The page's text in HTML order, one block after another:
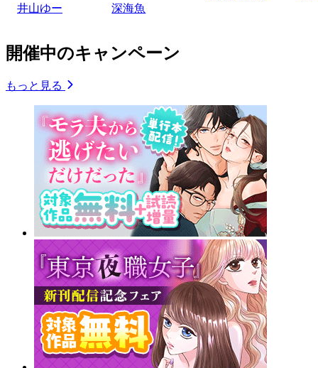
井山ゆー 深海魚
開催中のキャンペーン
もっと見る